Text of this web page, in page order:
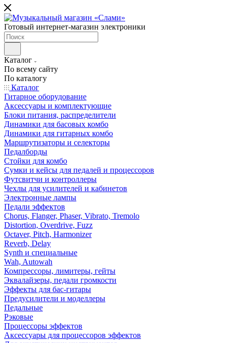
Готовый интернет-магазин электроники
Каталог
По всему сайту
По каталогу
Каталог
Гитарное оборудование
Аксессуары и комплектующие
Блоки питания, распределители
Динамики для басовых комбо
Динамики для гитарных комбо
Маршрутизаторы и селекторы
Педалборды
Стойки для комбо
Сумки и кейсы для педалей и процессоров
Футсвитчи и контроллеры
Чехлы для усилителей и кабинетов
Электронные лампы
Педали эффектов
Chorus, Flanger, Phaser, Vibrato, Tremolo
Distortion, Overdrive, Fuzz
Octaver, Pitch, Harmonizer
Reverb, Delay
Synth и специальные
Wah, Autowah
Компрессоры, лимитеры, гейты
Эквалайзеры, педали громкости
Эффекты для бас-гитары
Предусилители и моделлеры
Педальные
Рэковые
Процессоры эффектов
Аксессуары для процессоров эффектов